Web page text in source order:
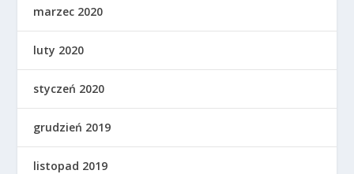
marzec 2020
luty 2020
styczeń 2020
grudzień 2019
listopad 2019